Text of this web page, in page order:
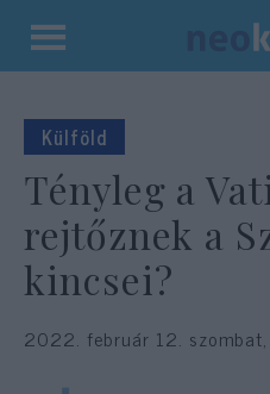
Kilépés
tartalomba
Külföld
Tényleg a
rejtőznek a
kincsei?
2022. február 12.